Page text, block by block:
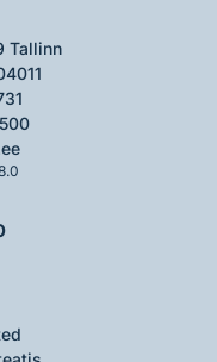
Tallinn